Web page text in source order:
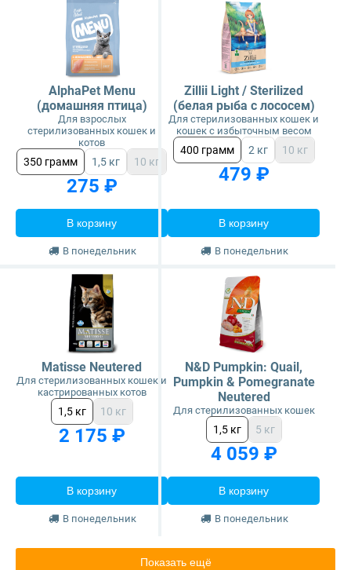
AlphaPet Menu
(домашняя птица)
Для взрослых
стерилизованных кошек и
котов
350 грамм 1,5 кг 10 кг
275 ₽
В корзину
В понедельник
Zillii Light / Sterilized
(белая рыба с лососем)
Для стерилизованных кошек и
кошек с избыточным весом
400 грамм 2 кг 10 кг
479 ₽
В корзину
В понедельник
Matisse Neutered
Для стерилизованных кошек и
кастрированных котов
1,5 кг 10 кг
2 175 ₽
В корзину
В понедельник
N&D Pumpkin: Quail,
Pumpkin & Pomegranate
Neutered
Для стерилизованных кошек
1,5 кг 5 кг
4 059 ₽
В корзину
В понедельник
Показать ещё